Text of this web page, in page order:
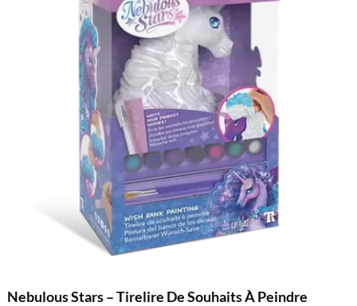
Nebulous Stars – Tirelire De Souhaits À Peindre